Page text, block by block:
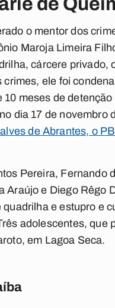
o mentor dos
Maroja Limeira
cárcere
ele foi
10 meses de
dia 17 de novembro
de Abrantes, o
Pereira,
Araújo e Diego Rêgo
e estupro e
adolescentes, que
em Lagoa Seca.